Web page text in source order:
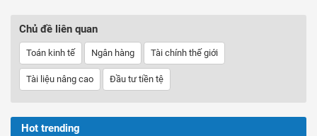
Chủ đề liên quan
Toán kinh tế Ngân hàng Tài chính thế giới
Tài liệu nâng cao Đầu tư tiền tệ
Hot trending